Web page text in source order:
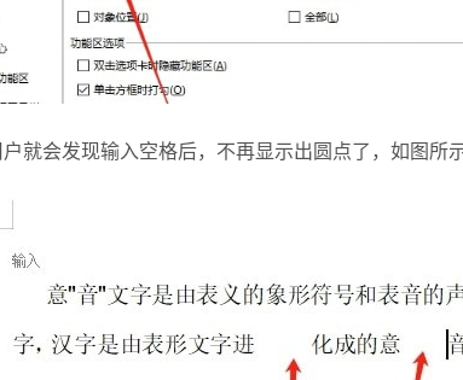
会发现输入空格后，不再显示出圆点了，如图所